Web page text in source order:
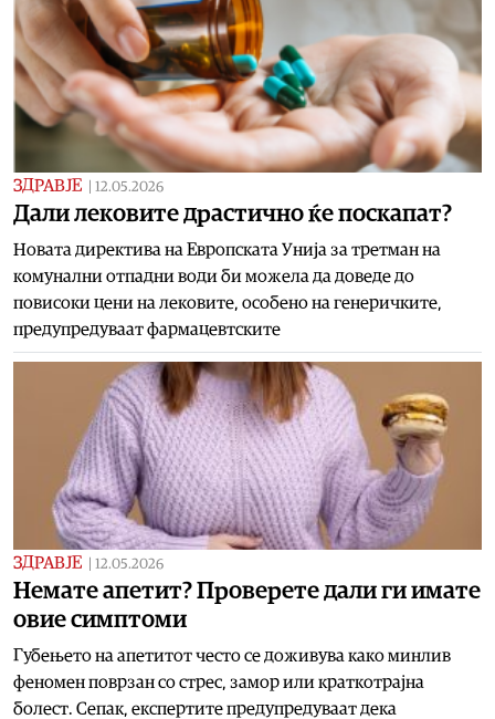
ЗДРАВЈЕ 12.05.2026
Дали лековите драстично ќе поскапат?
Новата директива на Европската Унија за третман на
комунални отпадни води би можела да доведе до
повисоки цени на лековите, особено на генеричките,
предупредуваат фармацевтските
ЗДРАВЈЕ 12.05.2026
Немате апетит? Проверете дали ги имате
овие симптоми
Губењето на апетитот често се доживува како минлив
феномен поврзан со стрес, замор или краткотрајна
болест. Сепак, експертите предупредуваат дека